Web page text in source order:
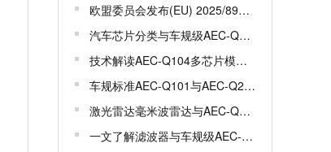
欧盟委员会发布(EU) 2025/893，更新一系列标准
汽车芯片分类与车规级AEC-Q100认证
技术解读AEC-Q104多芯片模组MCM车规级认证
车规标准AEC-Q101与AEC-Q200有何区别？
激光雷达毫米波雷达与AEC-Q100/102认证解析
一文了解滤波器与车规级AEC-Q200认证